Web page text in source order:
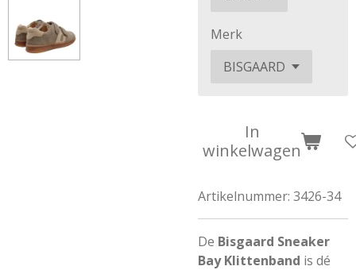
Merk
In
winkelwagen
Artikelnummer: 3426-34
De Bisgaard Sneaker
Bay Klittenband is dé